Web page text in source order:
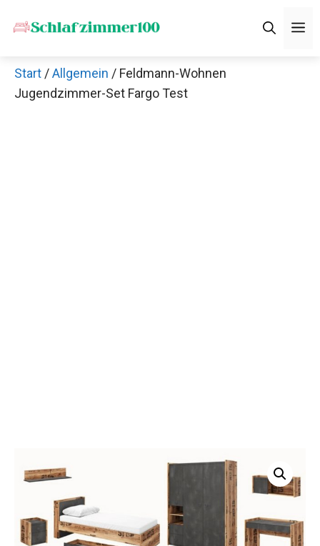
Inhalt
Start /Allgemein / Feldmann-Wohnen
Jugendzimmer-Set Fargo Test